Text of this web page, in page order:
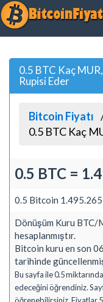
0.5 BTC Kaç
Rupisi Eder
Bitcoin Fiyatı
0.5 BTC Kaç
0.5 BTC =
0.5 Bitcoin
Dönüşüm Kuru BTC/
hesaplanmıştır.
Bitcoin kuru en son
tarihinde
Bu sayfa ile 0.5
edeceğini öğrendiniz.
öğrenebilirsiniz. Fiyatlar